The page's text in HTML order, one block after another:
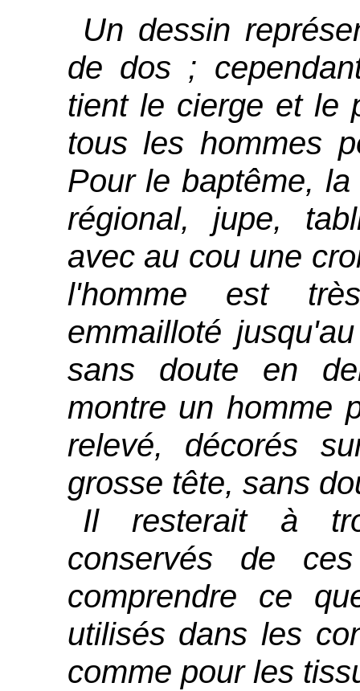
Un dessin
de dos ;
tient le cierge et le
tous les hommes
Pour le baptême,
régional, jupe,
avec au cou une
l'homme est
emmailloté
sans doute en
montre un homme
relevé, décorés
grosse tête, sans
Il resterait à
conservés de
comprendre ce
utilisés dans les
comme pour les